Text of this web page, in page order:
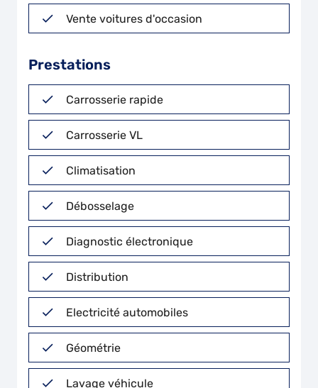
Vente voitures d'occasion
Prestations
Carrosserie rapide
Carrosserie VL
Climatisation
Débosselage
Diagnostic électronique
Distribution
Electricité automobiles
Géométrie
Lavage véhicule